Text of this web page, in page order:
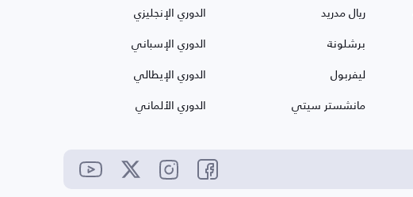
ريال مدريد
برشلونة
ليفربول
مانشستر سيتي
الدوري الإنجليزي
الدوري الإسباني
الدوري الإيطالي
الدوري الألماني